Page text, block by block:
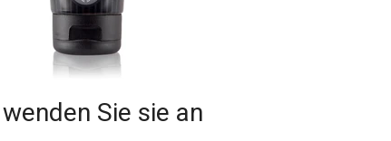
Sie sie an